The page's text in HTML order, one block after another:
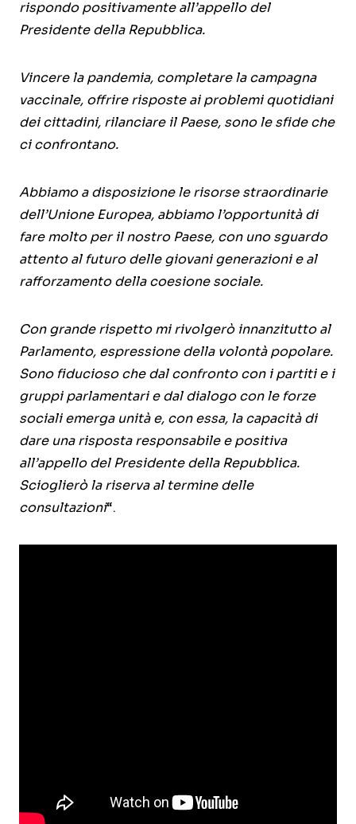
rispondo positivamente all’appello del
Presidente della Repubblica.
Vincere la pandemia, completare la campagna
vaccinale, offrire risposte ai problemi quotidiani
dei cittadini, rilanciare il Paese, sono le sfide che
ci confrontano.
Abbiamo a disposizione le risorse straordinarie
dell’Unione Europea, abbiamo l’opportunità di
fare molto per il nostro Paese, con uno sguardo
attento al futuro delle giovani generazioni e al
rafforzamento della coesione sociale.
Con grande rispetto mi rivolgerò innanzitutto al
Parlamento, espressione della volontà popolare.
Sono fiducioso che dal confronto con i partiti e i
gruppi parlamentari e dal dialogo con le forze
sociali emerga unità e, con essa, la capacità di
dare una risposta responsabile e positiva
all’appello del Presidente della Repubblica.
Scioglierò la riserva al termine delle
consultazioni“.